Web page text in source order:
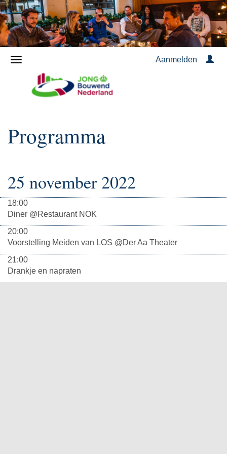
Aanmelden
Programma
25 november 2022
18:00
Diner @Restaurant NOK
20:00
Voorstelling Meiden van LOS @Der Aa Theater
21:00
Drankje en napraten